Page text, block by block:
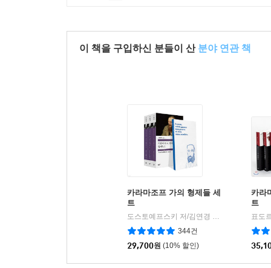
이 책을 구입하신 분들이 산 분야 연관 책
카라마조프 가의 형제들 세
트
도스토예프스키 저/김연경 역
344건
29,700원 (10% 할인)
카라
트